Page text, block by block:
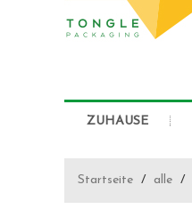
ZUHAUSE
Startseite / alle /